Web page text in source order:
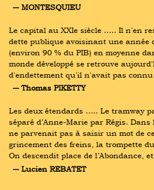
― MONTESQUIEU
Le capital au XXIe siècle ….. Il n'en
dette publique avoisinant une année
(environ 90 % du PIB) en moyenne
monde développé se retrouve
d'endettement qu'il n'avait pas
― Thomas PIKETTY
Les deux étendards ….. Le tramway
séparé d’Anne-Marie par Régis.
ne parvenait pas à saisir un mot de
grincement des freins, la trompette
On descendit place de l’Abondance,
― Lucien REBATET